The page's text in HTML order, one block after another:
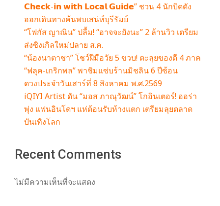
𝗖𝗵𝗲𝗰𝗸-𝗶𝗻 𝘄𝗶𝘁𝗵 𝗟𝗼𝗰𝗮𝗹 𝗚𝘂𝗶𝗱𝗲” ชวน 4 นักบิดดัง
ออกเดินทางค้นพบเสน่ห์บุรีรัมย์
“โฟกัส ญาณิน” ปลื้ม! “อาจจะยังนะ” 2 ล้านวิว เตรียม
ส่งซิงเกิลใหม่ปลาย ส.ค.
“น้องนาตาชา” โชว์ฝีมือวัย 5 ขวบ! ตะลุยของดี 4 ภาค
“ฟลุค-เกริกพล” พาชิมแซ่บร้านมิชลิน 6 ปีซ้อน
ดวงประจำวันเสาร์ที่ 8 สิงหาคม พ.ศ.2569
iQIYI Artist ดัน “มอส ภาณุวัฒน์” โกอินเตอร์! ออร่า
พุ่ง แฟนอินโดฯ แห่ต้อนรับห้างแตก เตรียมลุยตลาด
บันเทิงโลก
Recent Comments
ไม่มีความเห็นที่จะแสดง